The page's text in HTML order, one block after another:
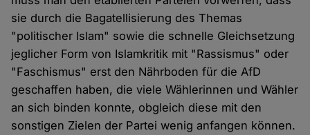
sie durch die Bagatellisierung des Themas
"politischer Islam" sowie die schnelle Gleichsetzung
jeglicher Form von Islamkritik mit "Rassismus" oder
"Faschismus" erst den Nährboden für die AfD
geschaffen haben, die viele Wählerinnen und Wähler
an sich binden konnte, obgleich diese mit den
sonstigen Zielen der Partei wenig anfangen können.